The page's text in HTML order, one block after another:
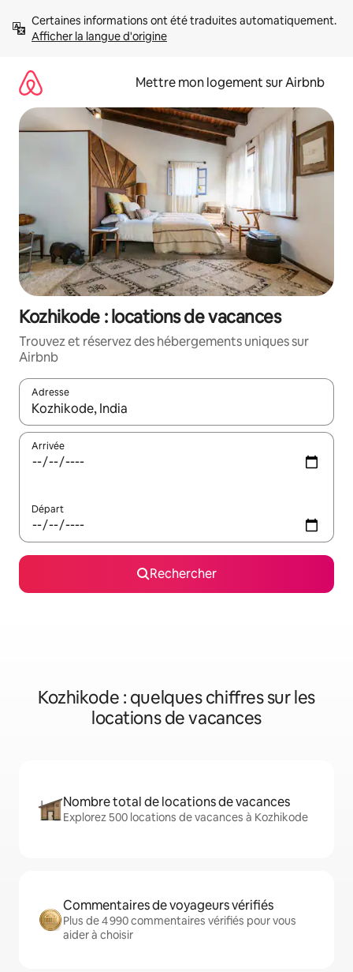
directement
Afficher la langue d'origine
Mettre mon logement sur Airbnb
Kozhikode : locations de vacances
Trouvez et réservez des hébergements uniques sur
Airbnb
Adresse
Lorsque les résultats s'affichent, utilisez les flèches vers le
Arrivée
Départ
Rechercher
Kozhikode : quelques chiffres sur les
locations de vacances
Nombre total de locations de vacances
Explorez 500 locations de vacances à Kozhikode
Commentaires de voyageurs vérifiés
Plus de 4 990 commentaires vérifiés pour vous
aider à choisir